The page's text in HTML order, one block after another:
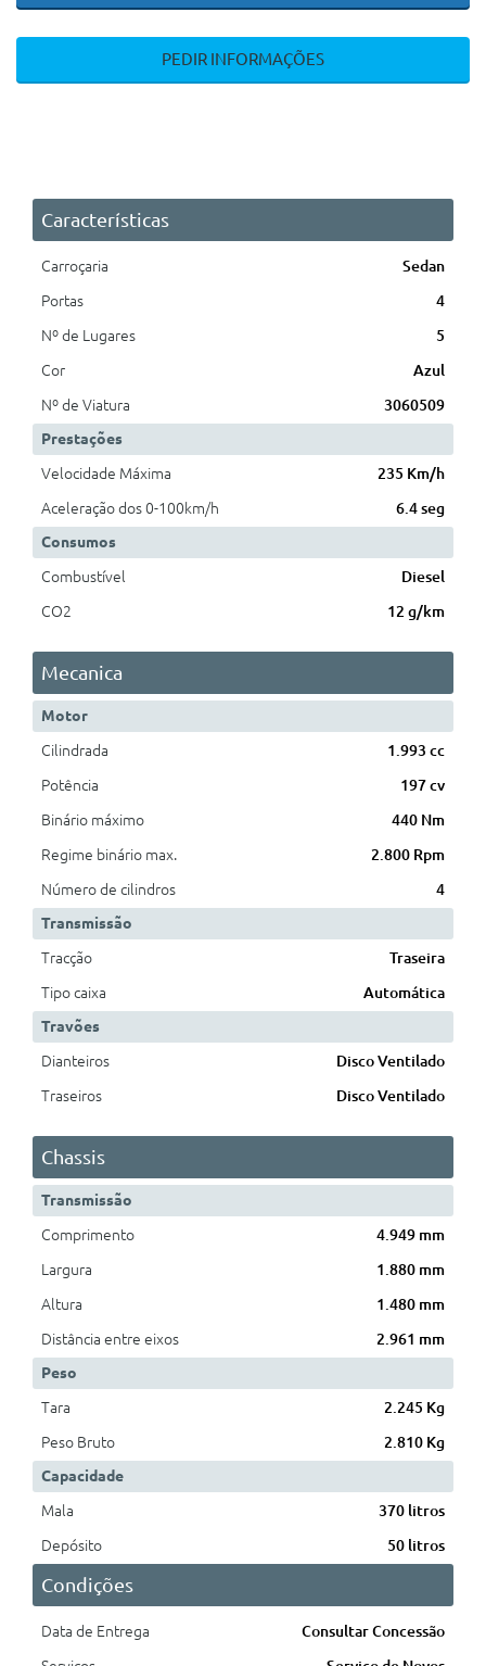
PEDIR INFORMAÇÕES
Características
Carroçaria
Sedan
Portas
4
Nº de Lugares
5
Cor
Azul
Nº de Viatura
3060509
Prestações
Velocidade Máxima
235 Km/h
Aceleração dos 0-100km/h
6.4 seg
Consumos
Combustível
Diesel
CO2
12 g/km
Mecanica
Motor
Cilindrada
1.993 cc
Potência
197 cv
Binário máximo
440 Nm
Regime binário max.
2.800 Rpm
Número de cilindros
4
Transmissão
Tracção
Traseira
Tipo caixa
Automática
Travões
Dianteiros
Disco Ventilado
Traseiros
Disco Ventilado
Chassis
Transmissão
Comprimento
4.949 mm
Largura
1.880 mm
Altura
1.480 mm
Distância entre eixos
2.961 mm
Peso
Tara
2.245 Kg
Peso Bruto
2.810 Kg
Capacidade
Mala
370 litros
Depósito
50 litros
Condições
Data de Entrega
Consultar Concessão